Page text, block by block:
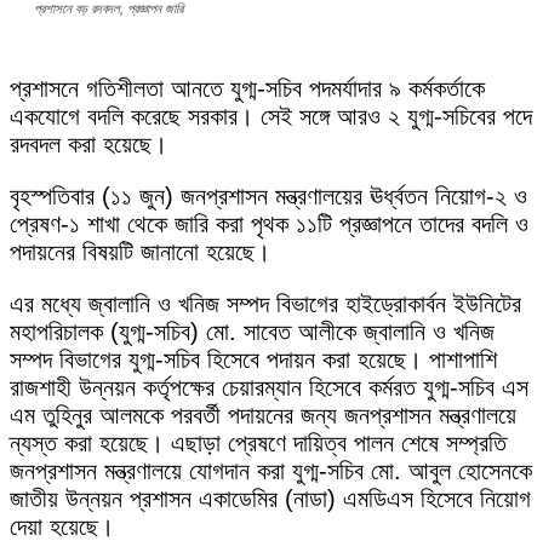
প্রশাসনে বড় রদবদল, প্রজ্ঞাপন জারি
প্রশাসনে গতিশীলতা আনতে যুগ্ম-সচিব পদমর্যাদার ৯ কর্মকর্তাকে
একযোগে বদলি করেছে সরকার। সেই সঙ্গে আরও ২ যুগ্ম-সচিবের পদে
রদবদল করা হয়েছে।
বৃহস্পতিবার (১১ জুন) জনপ্রশাসন মন্ত্রণালয়ের ঊর্ধ্বতন নিয়োগ-২ ও
প্রেষণ-১ শাখা থেকে জারি করা পৃথক ১১টি প্রজ্ঞাপনে তাদের বদলি ও
পদায়নের বিষয়টি জানানো হয়েছে।
এর মধ্যে জ্বালানি ও খনিজ সম্পদ বিভাগের হাইড্রোকার্বন ইউনিটের
মহাপরিচালক (যুগ্ম-সচিব) মো. সাবেত আলীকে জ্বালানি ও খনিজ
সম্পদ বিভাগের যুগ্ম-সচিব হিসেবে পদায়ন করা হয়েছে। পাশাপাশি
রাজশাহী উন্নয়ন কর্তৃপক্ষের চেয়ারম্যান হিসেবে কর্মরত যুগ্ম-সচিব এস
এম তুহিনুর আলমকে পরবর্তী পদায়নের জন্য জনপ্রশাসন মন্ত্রণালয়ে
ন্যস্ত করা হয়েছে। এছাড়া প্রেষণে দায়িত্ব পালন শেষে সম্প্রতি
জনপ্রশাসন মন্ত্রণালয়ে যোগদান করা যুগ্ম-সচিব মো. আবুল হোসেনকে
জাতীয় উন্নয়ন প্রশাসন একাডেমির (নাডা) এমডিএস হিসেবে নিয়োগ
দেয়া হয়েছে।